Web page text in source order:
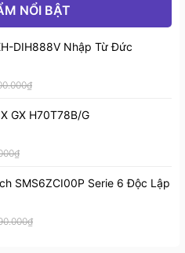
NỔI BẬT
DIH888V Nhập Từ Đức
GX H70T78B/G
SMS6ZCI00P Serie 6 Độc Lập